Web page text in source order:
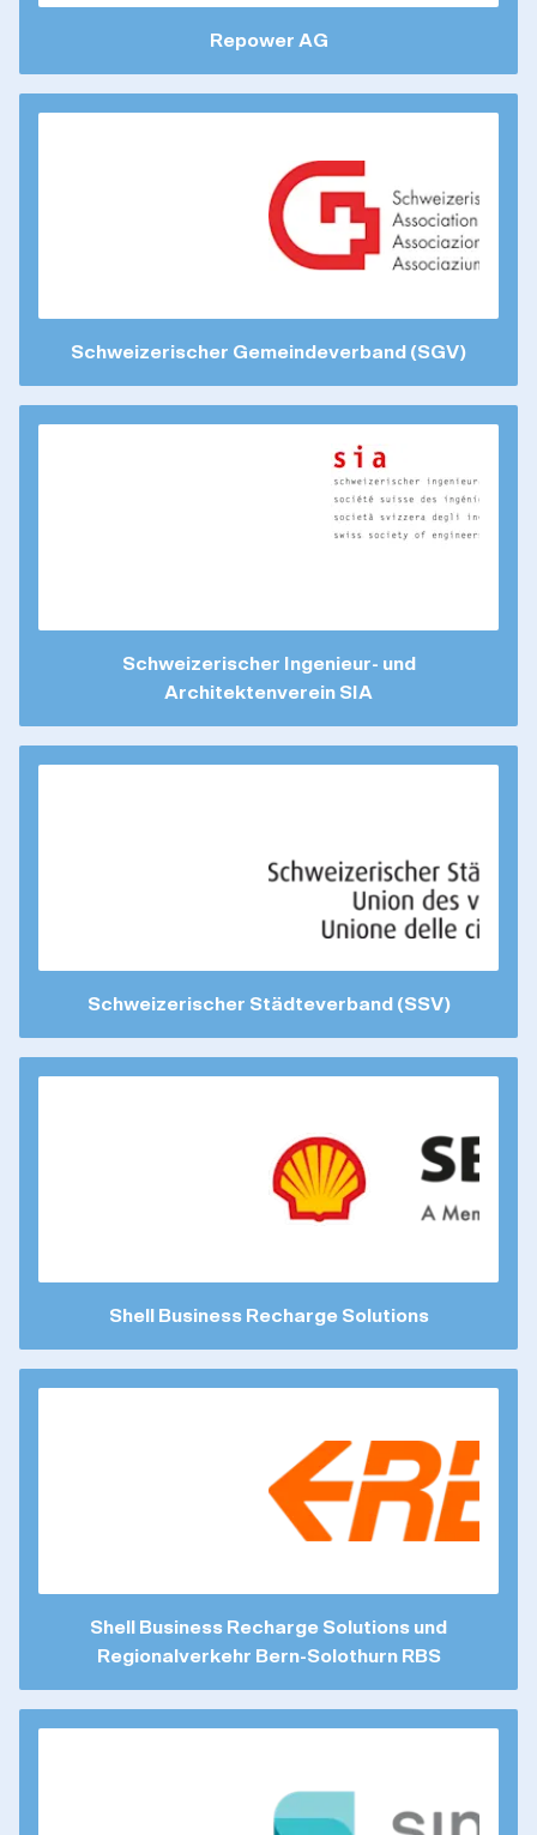
Repower AG
Schweizerischer Gemeindeverband (SGV)
Schweizerischer Ingenieur- und
Architektenverein SIA
Schweizerischer Städteverband (SSV)
Shell Business Recharge Solutions
Shell Business Recharge Solutions und
Regionalverkehr Bern-Solothurn RBS